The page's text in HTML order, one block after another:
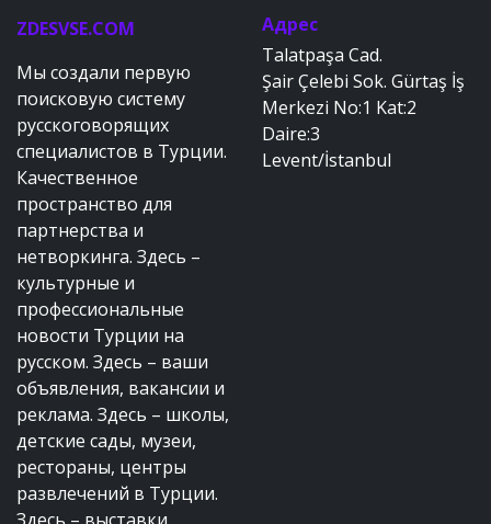
ZDESVSE.COM
Мы создали первую
поисковую систему
русскоговорящих
специалистов в Турции.
Качественное
пространство для
партнерства и
нетворкинга. Здесь –
культурные и
профессиональные
новости Турции на
русском. Здесь – ваши
объявления, вакансии и
реклама. Здесь – школы,
детские сады, музеи,
рестораны, центры
развлечений в Турции.
Адрес
Talatpaşa Cad.
Şair Çelebi Sok. Gürtaş İş
Merkezi No:1 Kat:2
Daire:3
Levent/İstanbul